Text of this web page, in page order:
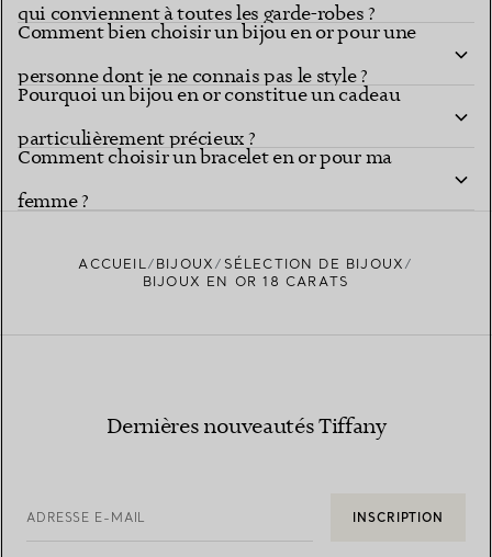
qui conviennent à toutes les garde-robes ?
Comment bien choisir un bijou en or pour une
personne dont je ne connais pas le style ?
Pourquoi un bijou en or constitue un cadeau
particulièrement précieux ?
Comment choisir un bracelet en or pour ma
femme ?
ACCUEIL BIJOUX
SÉLECTION DE BIJOUX
BIJOUX EN OR 18 CARATS
Dernières nouveautés Tiffany
ADRESSE E-MAIL INSCRIPTION